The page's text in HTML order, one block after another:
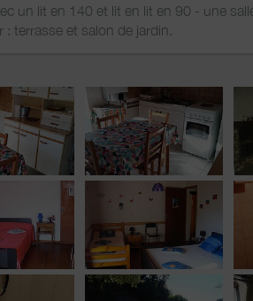
un lit en 140 et lit en lit en 90 - une
: terrasse et salon de jardin.